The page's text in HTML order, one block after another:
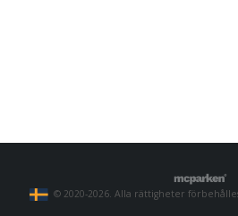
© 2020-2026. Alla rättigheter förbehålles.